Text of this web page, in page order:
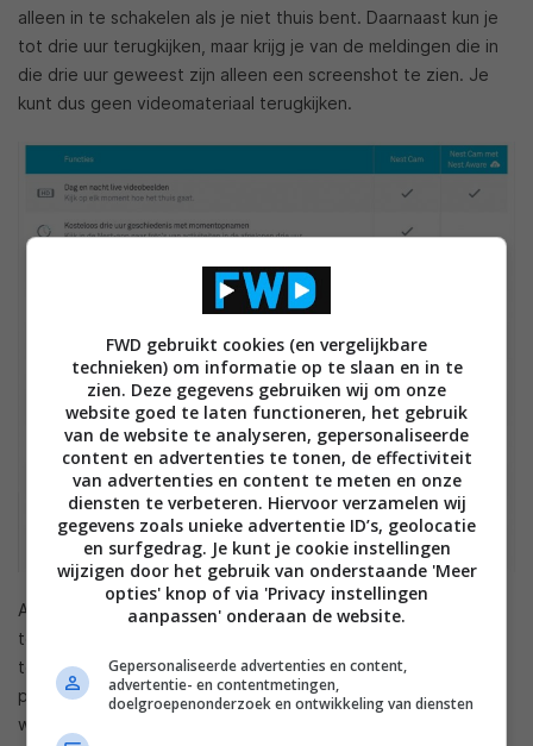
alleen in te schakelen als je niet thuis bent. Daarnaast kun je
tot drie uur terugkijken, maar krijg je van de meldingen die in
die drie uur geweest zijn alleen een screenshot te zien. Je
kunt dus geen videomateriaal terugkijken.
Als je wel een abonnement neemt kun je 10 of 30 dagen
terugkijken (met videomateriaal) en krijg je toegang
tot algoritmes om nauwkeuriger meldingen te versturen. Met
persoonsmeldingen geeft het systeem een specifieke
waarschuwing zodra het een persoon detecteert en dus
FWD gebruikt cookies (en vergelijkbare
technieken) om informatie op te slaan en in te
zien. Deze gegevens gebruiken wij om onze
website goed te laten functioneren, het gebruik
van de website te analyseren, gepersonaliseerde
content en advertenties te tonen, de effectiviteit
van advertenties en content te meten en onze
diensten te verbeteren. Hiervoor verzamelen wij
gegevens zoals unieke advertentie ID’s, geolocatie
en surfgedrag. Je kunt je cookie instellingen
wijzigen door het gebruik van onderstaande 'Meer
opties' knop of via 'Privacy instellingen
aanpassen' onderaan de website.
Gepersonaliseerde advertenties en content,
advertentie- en contentmetingen,
doelgroepenonderzoek en ontwikkeling van diensten